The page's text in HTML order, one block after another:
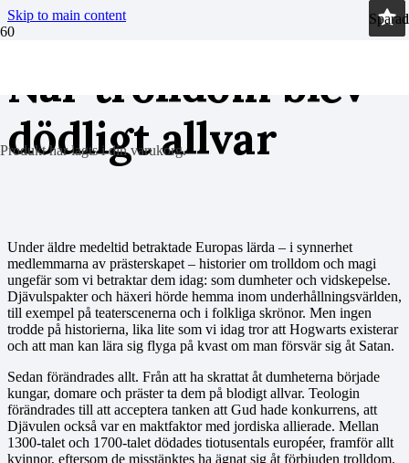
Skip to main content
Produkthar lagts i din varukorg.
När trolldom blev
dödligt allvar
Under äldre medeltid betraktade Europas lärda – i synnerhet
medlemmarna av prästerskapet – historier om trolldom och magi
ungefär som vi betraktar dem idag: som dumheter och vidskepelse.
Djävulspakter och häxeri hörde hemma inom underhållningsvärlden,
till exempel på teaterscenerna och i folkliga skrönor. Men ingen
trodde på historierna, lika lite som vi idag tror att Hogwarts existerar
och att man kan lära sig flyga på kvast om man försvär sig åt Satan.
Sedan förändrades allt. Från att ha skrattat åt dumheterna började
kungar, domare och präster ta dem på blodigt allvar. Teologin
förändrades till att acceptera tanken att Gud hade konkurrens, att
Djävulen också var en maktfaktor med jordiska allierade. Mellan
1300-talet och 1700-talet dödades tiotusentals européer, framför allt
kvinnor, eftersom de misstänktes ha ägnat sig åt förbjuden trolldom.
Sparad
Sparad